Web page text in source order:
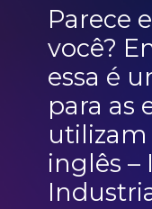
Parece
você?
essa é
para as
utilizam
inglês –